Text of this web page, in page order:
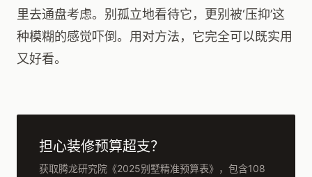
里去通盘考虑。别孤立地看待它，更别被‘压抑’这
种模糊的感觉吓倒。用对方法，它完全可以既实用
又好看。
担心装修预算超支？
获取腾龙研究院《2025别墅精准预算表》，包含108